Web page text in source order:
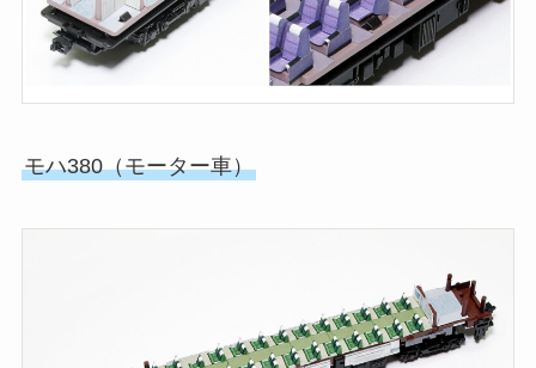
モハ380（モーター車）